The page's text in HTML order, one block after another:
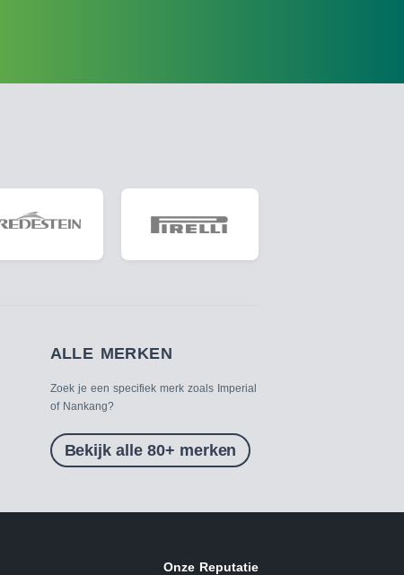
ALLE MERKEN
Zoek je een specifiek merk zoals Imperial
of Nankang?
Bekijk alle 80+ merken
Onze Reputatie